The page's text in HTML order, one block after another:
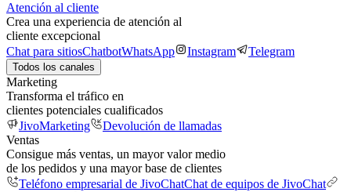
Atención al cliente
Crea una experiencia de atención al
cliente excepcional
Chat para sitiosChatbotWhatsApp Instagram Telegram
Todos los canales
Marketing
Transforma el tráfico en
clientes potenciales cualificados
JivoMarketing
Devolución de llamadas
Ventas
Consigue más ventas, un mayor valor medio
de los pedidos y una mayor base de clientes
Teléfono empresarial de JivoChatChat de equipos de JivoChat